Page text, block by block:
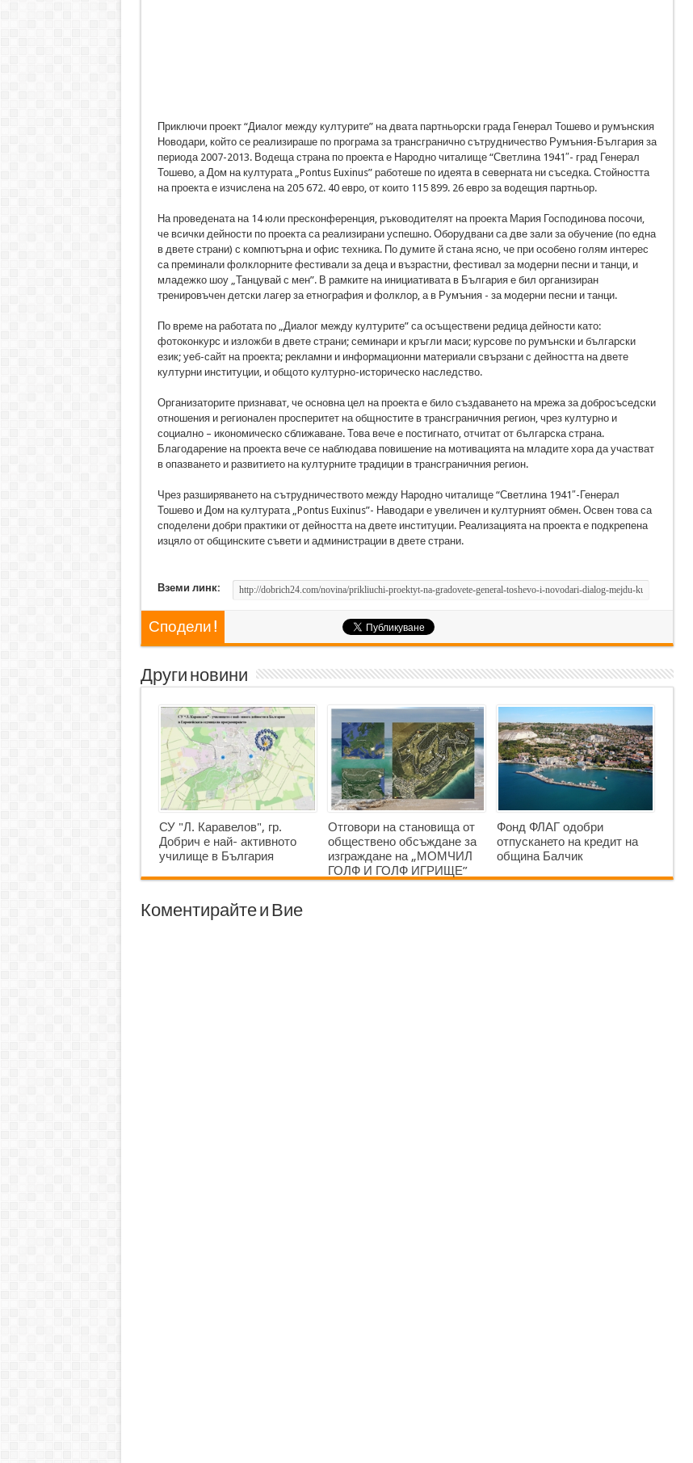
Приключи проект “Диалог между културите” на двата партньорски града Генерал Тошево и румънския
Новодари, който се реализираше по програма за трансгранично сътрудничество Румъния-България за
периода 2007-2013. Водеща страна по проекта е Народно читалище “Светлина 1941″- град Генерал
Тошево, а Дом на културата „Pontus Euxinus” работеше по идеята в северната ни съседка. Стойността
на проекта е изчислена на 205 672. 40 евро, от които 115 899. 26 евро за водещия партньор.
На проведената на 14 юли пресконференция, ръководителят на проекта Мария Господинова посочи,
че всички дейности по проекта са реализирани успешно. Оборудвани са две зали за обучение (по една
в двете страни) с компютърна и офис техника. По думите й стана ясно, че при особено голям интерес
са преминали фолклорните фестивали за деца и възрастни, фестивал за модерни песни и танци, и
младежко шоу „Танцувай с мен”. В рамките на инициативата в България е бил организиран
тренировъчен детски лагер за етнография и фолклор, а в Румъния - за модерни песни и танци.
По време на работата по „Диалог между културите” са осъществени редица дейности като:
фотоконкурс и изложби в двете страни; семинари и кръгли маси; курсове по румънски и български
език; уеб-сайт на проекта; рекламни и информационни материали свързани с дейността на двете
културни институции, и общото културно-историческо наследство.
Организаторите признават, че основна цел на проекта е било създаването на мрежа за добросъседски
отношения и регионален просперитет на общностите в трансграничния регион, чрез културно и
социално – икономическо сближаване. Това вече е постигнато, отчитат от българска страна.
Благодарение на проекта вече се наблюдава повишение на мотивацията на младите хора да участват
в опазването и развитието на културните традиции в трансграничния регион.
Чрез разширяването на сътрудничеството между Народно читалище “Светлина 1941″-Генерал
Тошево и Дом на културата „Pontus Euxinus”- Наводари е увеличен и културният обмен. Освен това са
споделени добри практики от дейността на двете институции. Реализацията на проекта е подкрепена
изцяло от общинските съвети и администрации в двете страни.
Вземи линк:
Сподели !
Други новини
СУ "Л. Каравелов", гр.
Добрич е най- активното
училище в България
Отговори на становища от
обществено обсъждане за
изграждане на „МОМЧИЛ
ГОЛФ И ГОЛФ ИГРИЩЕ”
Фонд ФЛАГ одобри
отпускането на кредит на
община Балчик
Коментирайте и Вие